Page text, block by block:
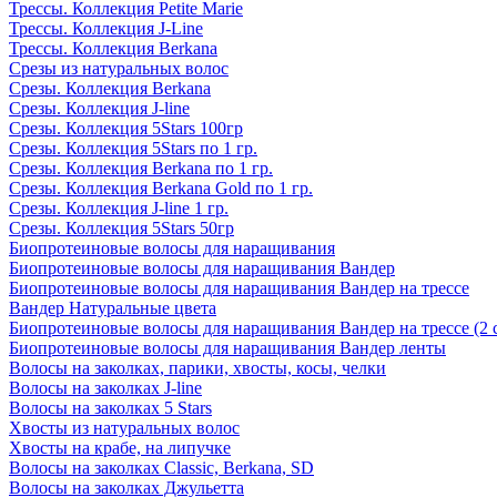
Трессы. Коллекция Petite Marie
Трессы. Коллекция J-Line
Трессы. Коллекция Berkana
Срезы из натуральных волос
Срезы. Коллекция Berkana
Срезы. Коллекция J-line
Срезы. Коллекция 5Stars 100гр
Срезы. Коллекция 5Stars по 1 гр.
Срезы. Коллекция Berkana по 1 гр.
Срезы. Коллекция Berkana Gold по 1 гр.
Срезы. Коллекция J-line 1 гр.
Срезы. Коллекция 5Stars 50гр
Биопротеиновые волосы для наращивания
Биопротеиновые волосы для наращивания Вандер
Биопротеиновые волосы для наращивания Вандер на трессе
Вандер Натуральные цвета
Биопротеиновые волосы для наращивания Вандер на трессе (2
Биопротеиновые волосы для наращивания Вандер ленты
Волосы на заколках, парики, хвосты, косы, челки
Волосы на заколках J-line
Волосы на заколках 5 Stars
Хвосты из натуральных волос
Хвосты на крабе, на липучке
Волосы на заколках Classic, Berkana, SD
Волосы на заколках Джульетта